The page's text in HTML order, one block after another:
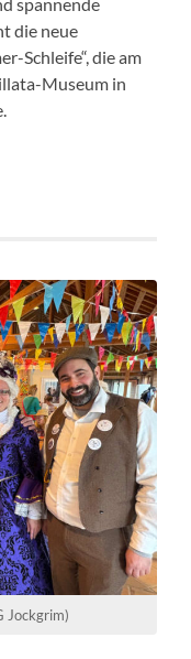
die neue
Schleife“, die am
Museum in
Jockgrim)